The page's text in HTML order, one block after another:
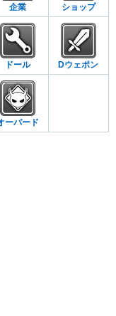
企業 ショップ
ドール Dウェポン
ーバード